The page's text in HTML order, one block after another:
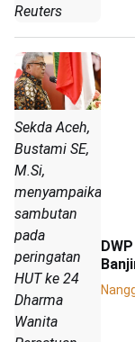
Reuters
Sekda Aceh,
Bustami SE,
M.Si,
menyampaikan
sambutan
pada
peringatan
HUT ke 24
Dharma
Wanita